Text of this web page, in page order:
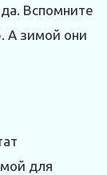
Вспомните
А зимой они
для